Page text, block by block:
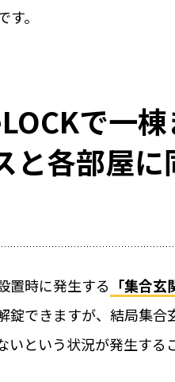
。
で一
と各部屋
置時に発生する 「集合
錠できますが、結局集
という状況が発生する
かぎ